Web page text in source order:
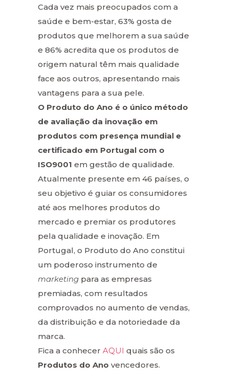
Cada vez mais preocupados com a
saúde e bem-estar, 63% gosta de
produtos que melhorem a sua saúde
e 86% acredita que os produtos de
origem natural têm mais qualidade
face aos outros, apresentando mais
vantagens para a sua pele.
O Produto do Ano é o único método
de avaliação da inovação em
produtos com presença mundial e
certificado em Portugal com o
ISO9001 em gestão de qualidade.
Atualmente presente em 46 países, o
seu objetivo é guiar os consumidores
até aos melhores produtos do
mercado e premiar os produtores
pela qualidade e inovação. Em
Portugal, o Produto do Ano constitui
um poderoso instrumento de
marketing para as empresas
premiadas, com resultados
comprovados no aumento de vendas,
da distribuição e da notoriedade da
marca.
Fica a conhecer AQUI quais são os
Produtos do Ano vencedores.